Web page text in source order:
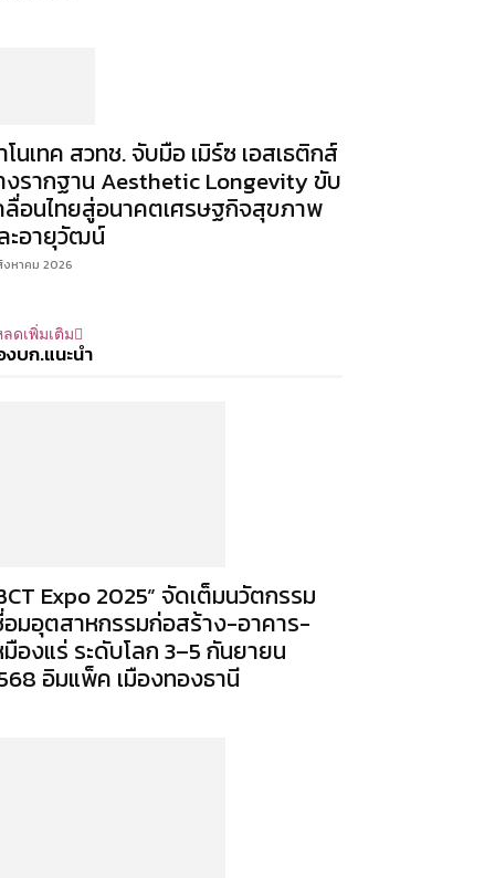
โนเทค สวทช. จับมือ เมิร์ซ เอสเธติกส์
งรากฐาน Aesthetic Longevity ขับ
ลื่อนไทยสู่อนาคตเศรษฐกิจสุขภาพ
ะอายุวัฒน์
หาคม 2026
ดเพิ่มเติม
งบก.แนะนำ
Expo 2025” จัดเต็มนวัตกรรม
อมอุตสาหกรรมก่อสร้าง-อาคาร-
มืองแร่ ระดับโลก 3–5 กันยายน
อิมแพ็ค เมืองทองธานี